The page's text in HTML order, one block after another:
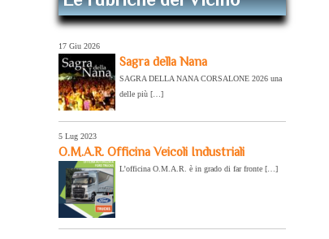
17 Giu 2026
Sagra della Nana
SAGRA DELLA NANA CORSALONE 2026 una
delle più […]
5 Lug 2023
O.M.A.R. Officina Veicoli Industriali
L’officina O.M.A.R. è in grado di far fronte […]